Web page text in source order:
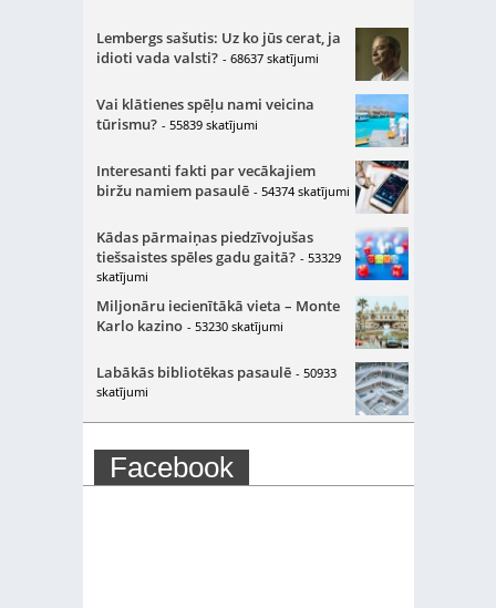
Lembergs sašutis: Uz ko jūs cerat, ja
idioti vada valsti? - 68637 skatījumi
Vai klātienes spēļu nami veicina
tūrismu? - 55839 skatījumi
Interesanti fakti par vecākajiem
biržu namiem pasaulē - 54374 skatījumi
Kādas pārmaiņas piedzīvojušas
tiešsaistes spēles gadu gaitā? - 53329
skatījumi
Miljonāru iecienītākā vieta – Monte
Karlo kazino - 53230 skatījumi
Labākās bibliotēkas pasaulē - 50933
skatījumi
Facebook